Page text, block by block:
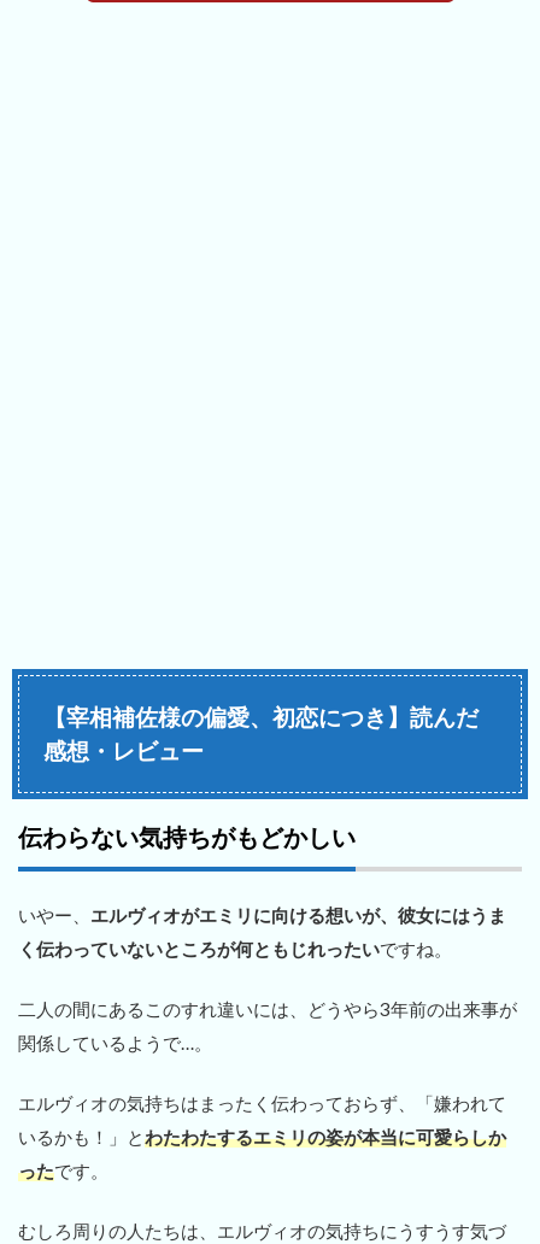
【宰相補佐様の偏愛、初恋につき】読んだ
感想・レビュー
伝わらない気持ちがもどかしい
いやー、 エルヴィオがエミリに向ける想いが、彼女にはうま
く伝わっていないところが何ともじれったいですね。
二人の間にあるこのすれ違いには、どうやら3年前の出来事が
関係しているようで…。
エルヴィオの気持ちはまったく伝わっておらず、「嫌われて
いるかも！」とわたわたするエミリの姿が本当に可愛らしか
ったです。
むしろ周りの人たちは、エルヴィオの気持ちにうすうす気づ